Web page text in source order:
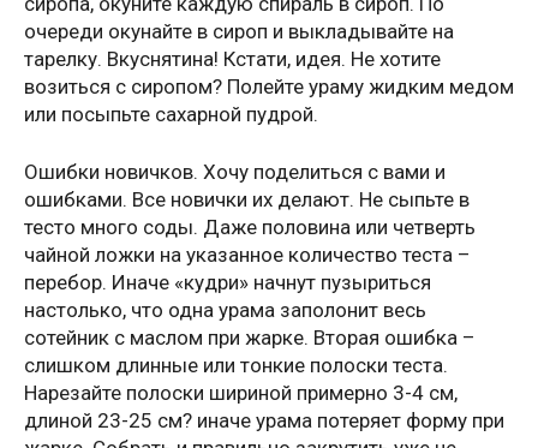
очереди окунайте в сироп и выкладывайте на
тарелку. Вкуснятина! Кстати, идея. Не хотите
возиться с сиропом? Полейте ураму жидким медом
или посыпьте сахарной пудрой.
Ошибки новичков. Хочу поделиться с вами и
ошибками. Все новички их делают. Не сыпьте в
тесто много соды. Даже половина или четверть
чайной ложки на указанное количество теста –
перебор. Иначе «кудри» начнут пузыриться
настолько, что одна урама заполонит весь
сотейник с маслом при жарке. Вторая ошибка –
слишком длинные или тонкие полоски теста.
Нарезайте полоски шириной примерно 3-4 см,
длиной 23-25 см? иначе урама потеряет форму при